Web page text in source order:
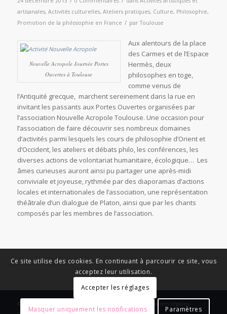
artisanales, Activités culturelles, Ateliers pratiques, Culture, Philosophie,
Promotion de la philosophie en France / parToulouse
Nouvelle Acropole Journée Portes
Ouvertes à Toulouse
Aux alentours de la place
des Carmes et de l’Espace
Hermès, deux
philosophes en toge,
comme venus de
l’Antiquité grecque, marchent sereinement dans la rue en
invitant les passants aux Portes Ouvertes organisées par
l’association Nouvelle Acropole Toulouse. Une occasion pour
l’association de faire découvrir ses nombreux domaines
d’activités parmi lesquels les cours de philosophie d’Orient et
d’Occident, les ateliers et débats philo, les conférences, les
diverses actions de volontariat humanitaire, écologique… Les
âmes curieuses auront ainsi pu partager une après-midi
conviviale et joyeuse, rythmée par des diaporamas d’actions
locales et internationales de l’association, une représentation
théâtrale d’un dialogue de Platon, ainsi que par les chants
composés par les membres de l’association.
© Copyright - News Nouvelle Acropole - 2023 - Mentions légales -
Ce site utilise des cookies. En continuant à parcourir ce site, vous
acceptez leur utilisation.
Accepter les réglages
Masquer uniquement les notifications Paramètres